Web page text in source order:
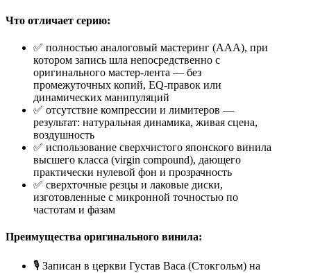
Что отличает серию:
✅ полностью аналоговый мастеринг (AAA), при
котором запись шла непосредственно с
оригинального мастер-лента — без
промежуточных копий, EQ-правок или
динамических манипуляций
✅ отсутствие компрессии и лимитеров —
результат: натуральная динамика, живая сцена,
воздушность
✅ использование сверхчистого японского винила
высшего класса (virgin compound), дающего
практически нулевой фон и прозрачность
✅ сверхточные резцы и лаковые диски,
изготовленные с микронной точностью по
частотам и фазам
Преимущества оригинального винила:
🎙️ Записан в церкви Густав Васа (Стокгольм) на